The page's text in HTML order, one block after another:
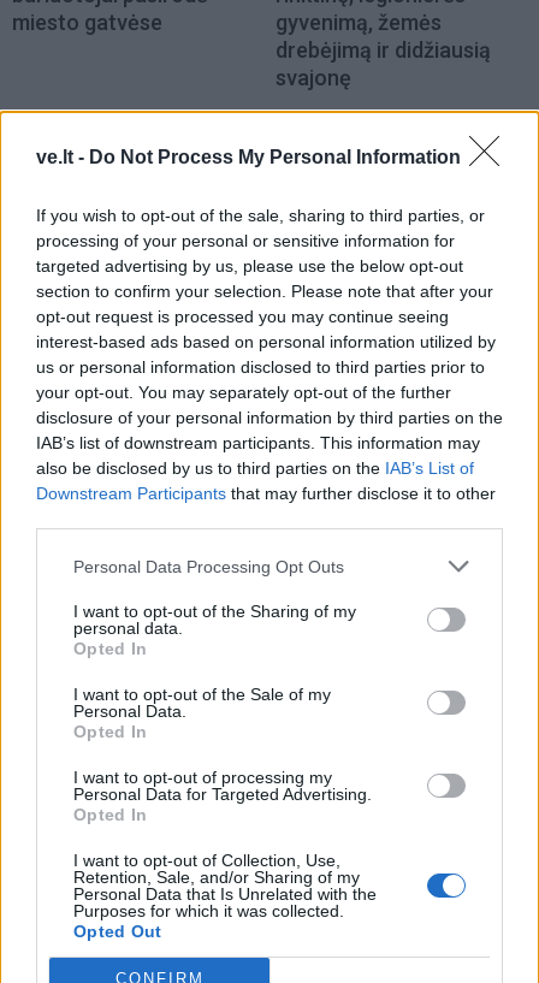
ve.lt - Do Not Process My Personal Information
If you wish to opt-out of the sale, sharing to third parties, or
processing of your personal or sensitive information for
targeted advertising by us, please use the below opt-out
section to confirm your selection. Please note that after your
opt-out request is processed you may continue seeing
interest-based ads based on personal information utilized by
us or personal information disclosed to third parties prior to
your opt-out. You may separately opt-out of the further
disclosure of your personal information by third parties on the
IAB’s list of downstream participants. This information may
also be disclosed by us to third parties on the IAB’s List of
Downstream Participants that may further disclose it to other
Personal Data Processing Opt Outs
I want to opt-out of the Sharing of my
personal data.
Opted In
I want to opt-out of the Sale of my
Personal Data.
Opted In
I want to opt-out of processing my
Personal Data for Targeted Advertising.
Opted In
I want to opt-out of Collection, Use,
Retention, Sale, and/or Sharing of my
Personal Data that Is Unrelated with the
Purposes for which it was collected.
Opted Out
CONFIRM
miesto gatvėse
gyvenimą, žemės
drebėjimą ir didžiausią
svajonę
Sportas
Jasikevičiaus vedami
Lietuvos vaikinai patiesė
serbus
Sportas
Trijų setų dramą laimėjęs
Butvilas pateko į
„Challenger“ turnyro
pusfinalį
Sportas
Klaipėda savaitei taps
sostine
Sportas
virs penkiose skirtingose
Sportas
Rimas Kurtinaitis